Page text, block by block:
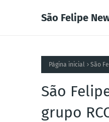
São Felipe
Página inicial São
São
grupo